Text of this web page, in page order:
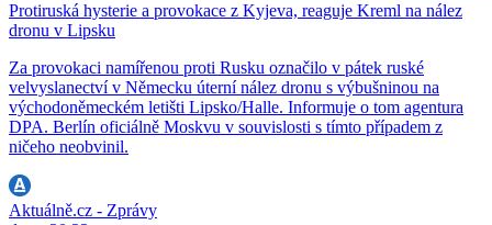
Protiruská hysterie a provokace z Kyjeva, reaguje Kreml na nález
dronu v Lipsku
Za provokaci namířenou proti Rusku označilo v pátek ruské
velvyslanectví v Německu úterní nález dronu s výbušninou na
východoněmeckém letišti Lipsko/Halle. Informuje o tom agentura
DPA. Berlín oficiálně Moskvu v souvislosti s tímto případem z
ničeho neobvinil.
Aktuálně.cz - Zprávy